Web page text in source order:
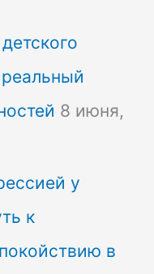
8 июня,
у
к
в